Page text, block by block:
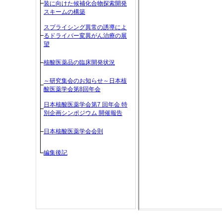
装に向けた候補化合物探索開発
スキームの構築
スプライシング異常の誘導によ
るドライバー変異がん治療の展
望
核酸医薬品の臨床開発状況
～研究集会のお知らせ～日本核
酸医薬学会第8回年会
日本核酸医薬学会第7 回年会 特
別企画シンポジウム 開催報告
日本核酸医薬学会会則
編集後記